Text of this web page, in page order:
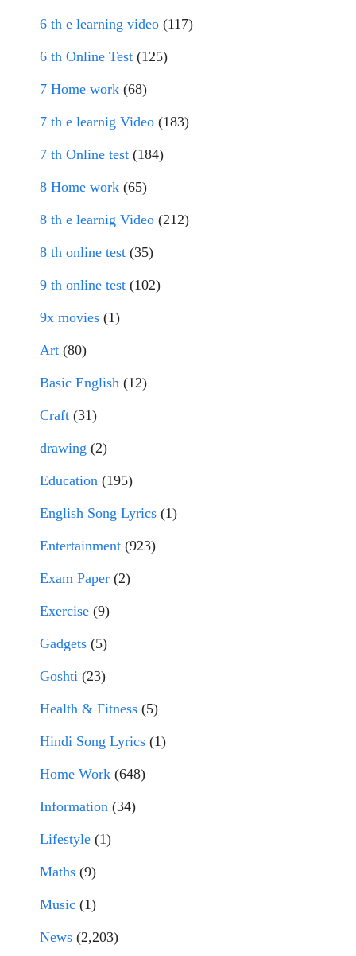
6 th e learning video (117)
6 th Online Test (125)
7 Home work (68)
7 th e learnig Video (183)
7 th Online test (184)
8 Home work (65)
8 th e learnig Video (212)
8 th online test (35)
9 th online test (102)
9x movies (1)
Art (80)
Basic English (12)
Craft (31)
drawing (2)
Education (195)
English Song Lyrics (1)
Entertainment (923)
Exam Paper (2)
Exercise (9)
Gadgets (5)
Goshti (23)
Health & Fitness (5)
Hindi Song Lyrics (1)
Home Work (648)
Information (34)
Lifestyle (1)
Maths (9)
Music (1)
News (2,203)